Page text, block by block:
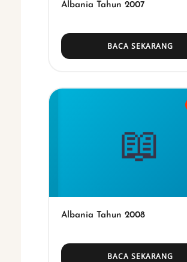
Albania Tahun 2007
BACA SEKARANG
📖
Albania Tahun 2008
BACA SEKARANG